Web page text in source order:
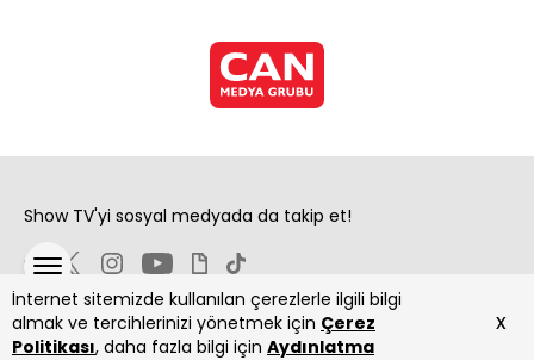
İnternet sitemizde kullanılan çerezlerle ilgili bilgi
almak ve tercihlerinizi yönetmek için Çerez
Politikası, daha fazla bilgi için Aydınlatma
x
Show TV'yi sosyal medyada da takip et!